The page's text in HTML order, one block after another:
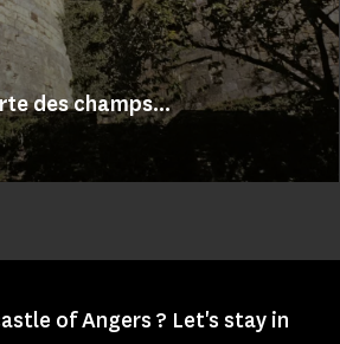
des champs...
of Angers ? Let's stay in